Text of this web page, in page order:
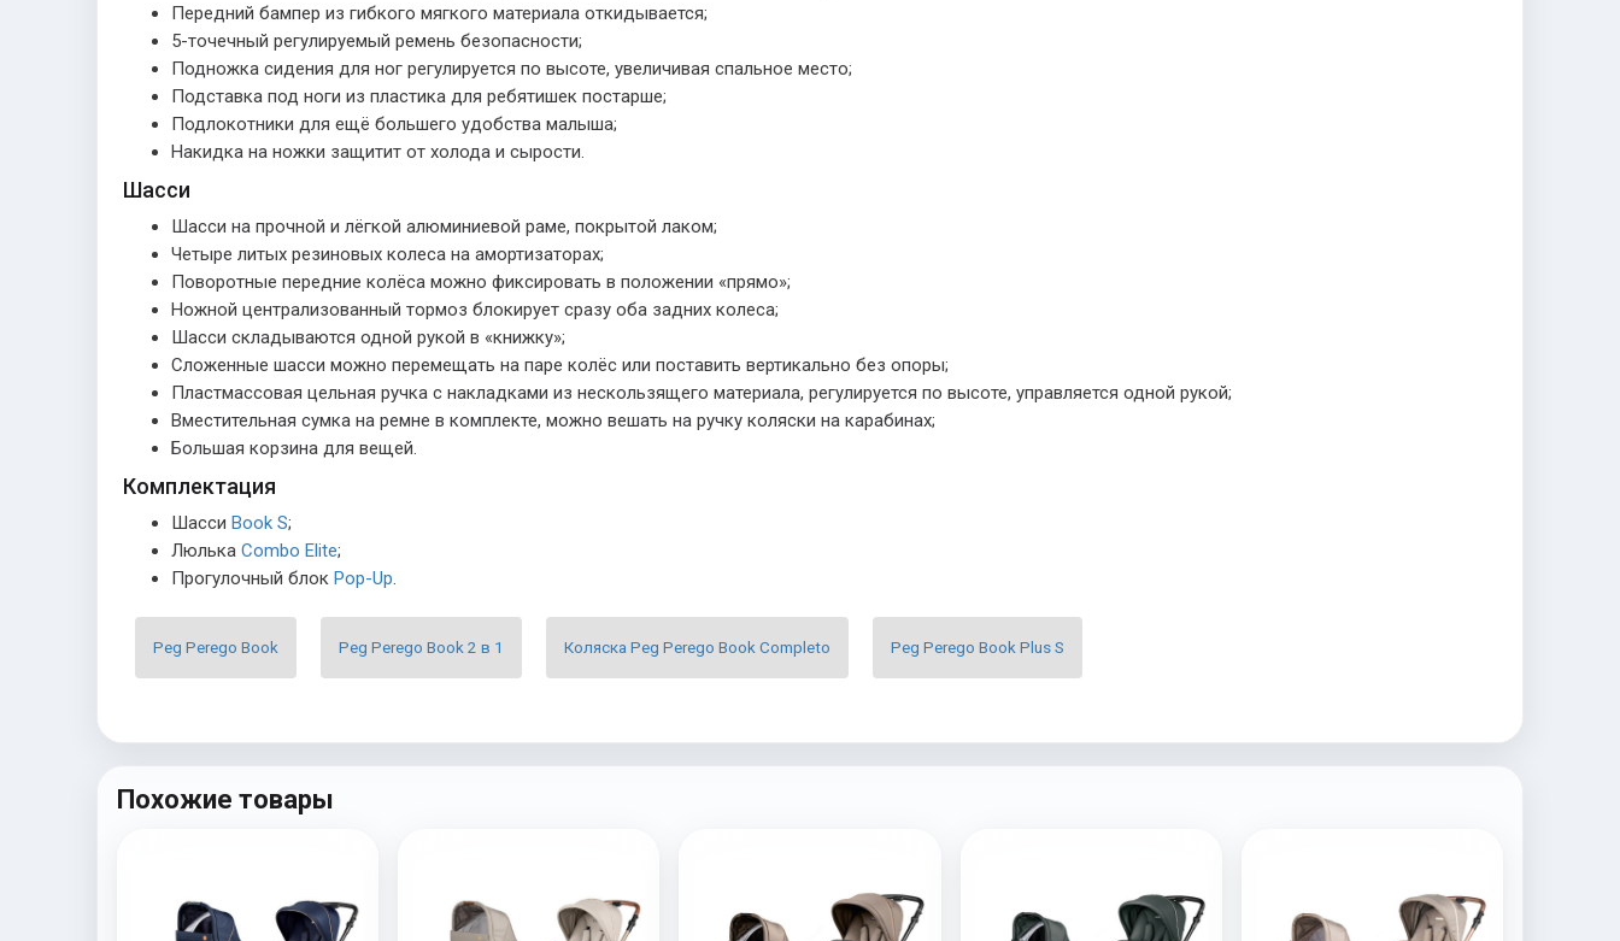
Передний бампер из гибкого мягкого материала откидывается;
5-точечный регулируемый ремень безопасности;
Подножка сидения для ног регулируется по высоте, увеличивая спальное место;
Подставка под ноги из пластика для ребятишек постарше;
Подлокотники для ещё большего удобства малыша;
Накидка на ножки защитит от холода и сырости.
Шасси
Шасси на прочной и лёгкой алюминиевой раме, покрытой лаком;
Четыре литых резиновых колеса на амортизаторах;
Поворотные передние колёса можно фиксировать в положении «прямо»;
Ножной централизованный тормоз блокирует сразу оба задних колеса;
Шасси складываются одной рукой в «книжку»;
Сложенные шасси можно перемещать на паре колёс или поставить вертикально без опоры;
Пластмассовая цельная ручка с накладками из нескользящего материала, регулируется по высоте, управляется одной рукой;
Вместительная сумка на ремне в комплекте, можно вешать на ручку коляски на карабинах;
Большая корзина для вещей.
Комплектация
Шасси Book S;
Люлька Combo Elite;
Прогулочный блок Pop-Up
Peg Perego Book Peg Perego Book 2 в 1 Коляска Peg Perego Book Completo Peg Perego Book Plus S
Похожие товары